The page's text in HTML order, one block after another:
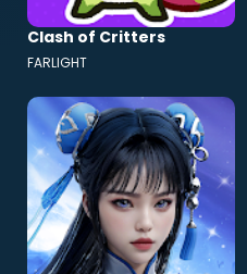
Clash of Critters
FARLIGHT